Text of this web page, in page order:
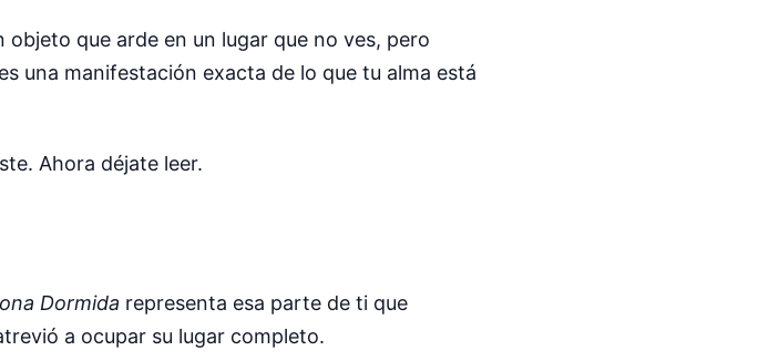
que arde en un lugar que no ves, pero
una manifestación exacta de lo que tu alma está
Ahora déjate leer.
Dormida representa esa parte de ti que
a ocupar su lugar completo.